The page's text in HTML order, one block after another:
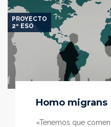
PROYECTO
2º ESO
Homo migrans
«Tenemos que